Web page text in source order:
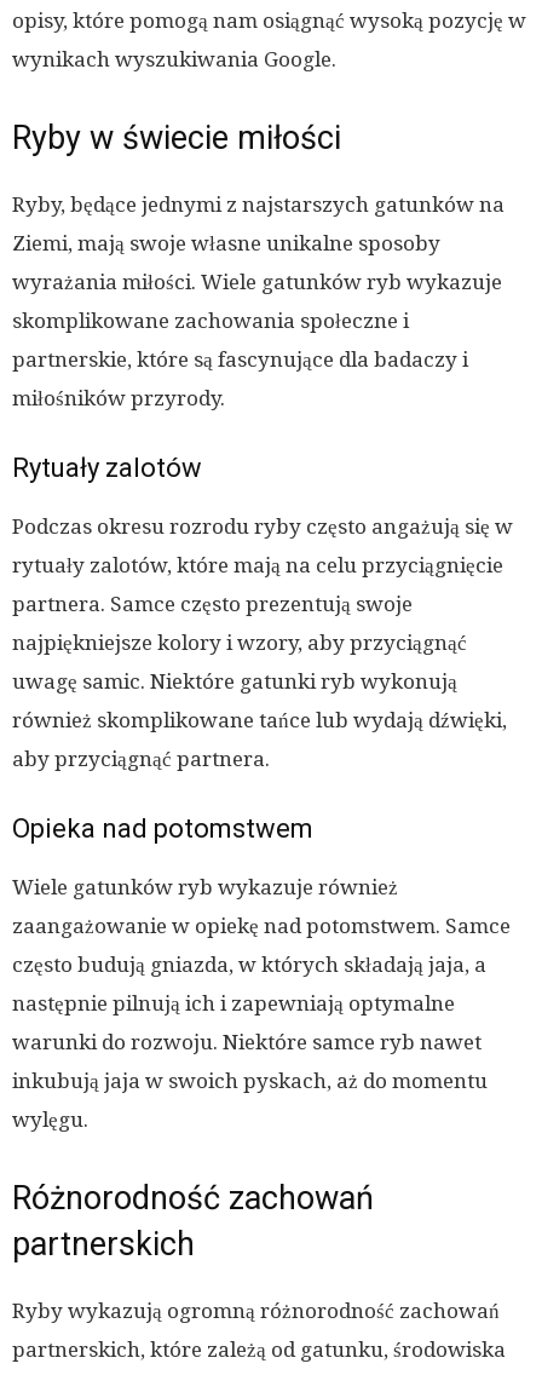
opisy, które pomogą nam osiągnąć wysoką pozycję w
wynikach wyszukiwania Google.
Ryby w świecie miłości
Ryby, będące jednymi z najstarszych gatunków na
Ziemi, mają swoje własne unikalne sposoby
wyrażania miłości. Wiele gatunków ryb wykazuje
skomplikowane zachowania społeczne i
partnerskie, które są fascynujące dla badaczy i
miłośników przyrody.
Rytuały zalotów
Podczas okresu rozrodu ryby często angażują się w
rytuały zalotów, które mają na celu przyciągnięcie
partnera. Samce często prezentują swoje
najpiękniejsze kolory i wzory, aby przyciągnąć
uwagę samic. Niektóre gatunki ryb wykonują
również skomplikowane tańce lub wydają dźwięki,
aby przyciągnąć partnera.
Opieka nad potomstwem
Wiele gatunków ryb wykazuje również
zaangażowanie w opiekę nad potomstwem. Samce
często budują gniazda, w których składają jaja, a
następnie pilnują ich i zapewniają optymalne
warunki do rozwoju. Niektóre samce ryb nawet
inkubują jaja w swoich pyskach, aż do momentu
wylęgu.
Różnorodność zachowań
partnerskich
Ryby wykazują ogromną różnorodność zachowań
partnerskich, które zależą od gatunku, środowiska